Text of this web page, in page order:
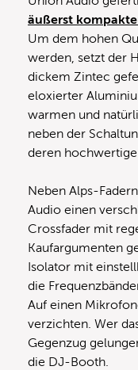
äußerst
Um dem hohen
werden, setzt der
dickem Zintec
eloxierter
warmen und
neben der
deren
Neben Alps-
Audio einen
Crossfader mit
Kaufargumenten
Isolator mit
die
Auf einen
verzichten. Wer
Gegenzug
die DJ-Booth.